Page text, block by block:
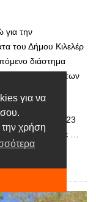
για να
σου.
χρήση
για την
του Δήμου Κιλελέρ
διάστημα
ρεμάτων
μήκους 23
και Νίκαιας, σε …